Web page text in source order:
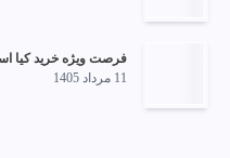
فرصت ویژه خرید کیا اسپورتیج 2025 –
11 مرداد 1405